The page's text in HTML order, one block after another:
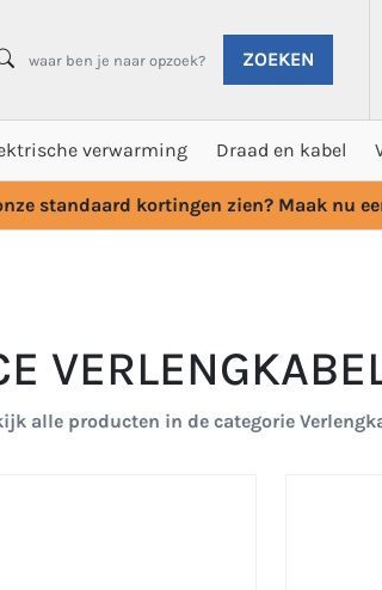
ZOEKEN
verwarming Draad en kabel
standaard kortingen zien? Maak nu
alle producten in de categorie